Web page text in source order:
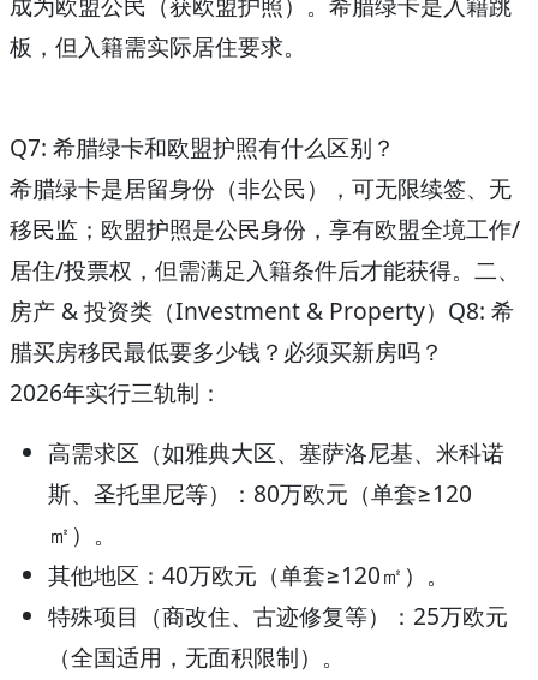
板，但入籍需实际居住要求。
Q7: 希腊绿卡和欧盟护照有什么区别？
希腊绿卡是居留身份 （非公民），可无限续签、无
移民监；欧盟护照是公民身份 ，享有欧盟全境工作/
居住/投票权，但需满足入籍条件后才能获得。 二、
房产 & 投资类（Investment & Property） Q8: 希
腊买房移民最低要多少钱？必须买新房吗？
2026年实行三轨制：
高需求区（如雅典大区、塞萨洛尼基、米科诺
斯、圣托里尼等）：80万欧元（单套≥120
㎡）。
其他地区：40万欧元（单套≥120㎡）。
特殊项目（商改住、古迹修复等）：25万欧元
（全国适用，无面积限制）。